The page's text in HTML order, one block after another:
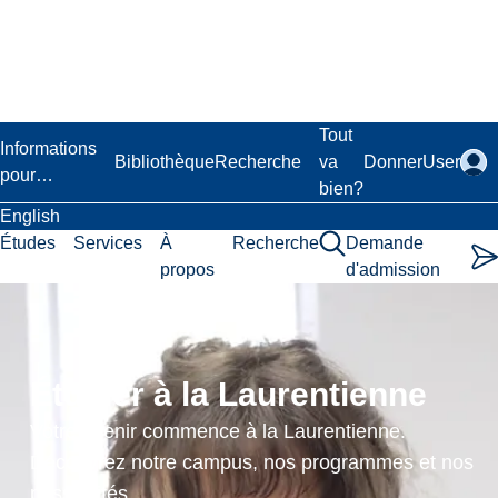
Informations
pour…
BibliothèqueRecherche
Tout
va
bien?
DonnerUser
English
Études
Services
À
propos
Recherche
Demande
d'admission
Étudier à la Laurentienne
Votre avenir commence à la Laurentienne.
Découvrez notre campus, nos programmes et nos
possibilités.
Health
Promotion